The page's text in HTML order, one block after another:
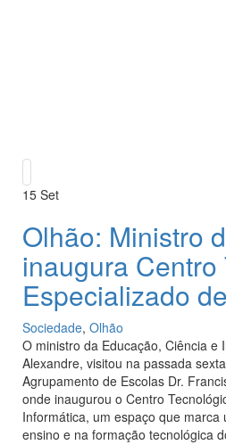
15 Set
Olhão: Ministro
inaugura Centro
Especializado
Sociedade, Olhão
O ministro da Educação, Ciência e
Alexandre, visitou na passada
Agrupamento de Escolas Dr.
onde inaugurou o Centro
Informática, um espaço que marca
ensino e na formação tecnológica